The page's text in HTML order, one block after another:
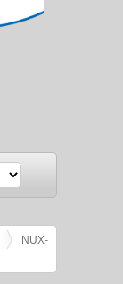
NUX-